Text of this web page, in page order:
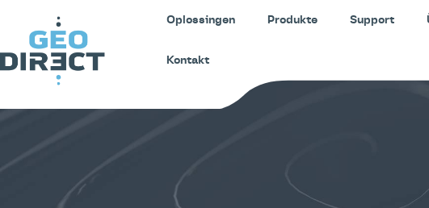
Oplossingen Produkte Support
Kontakt